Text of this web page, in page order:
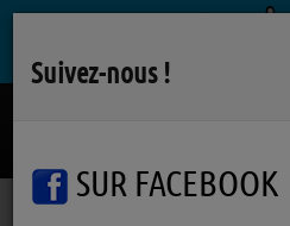
Suivez-nous !
SUR FACEBOOK